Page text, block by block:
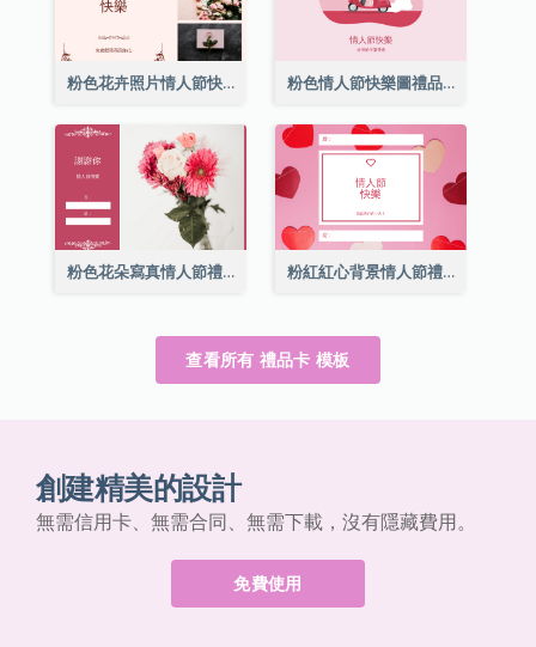
粉色花卉照片情人節快樂禮品卡 粉色情人節快樂圖禮品卡
粉色花朵寫真情人節禮品卡 粉紅紅心背景情人節禮品卡
查看所有 禮品卡 模板
創建精美的設計
無需信用卡、無需合同、無需下載，沒有隱藏費用。
免費使用